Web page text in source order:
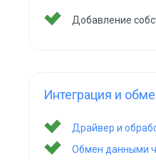
Добавление
Интеграция и
Драйвер и
Обмен данными